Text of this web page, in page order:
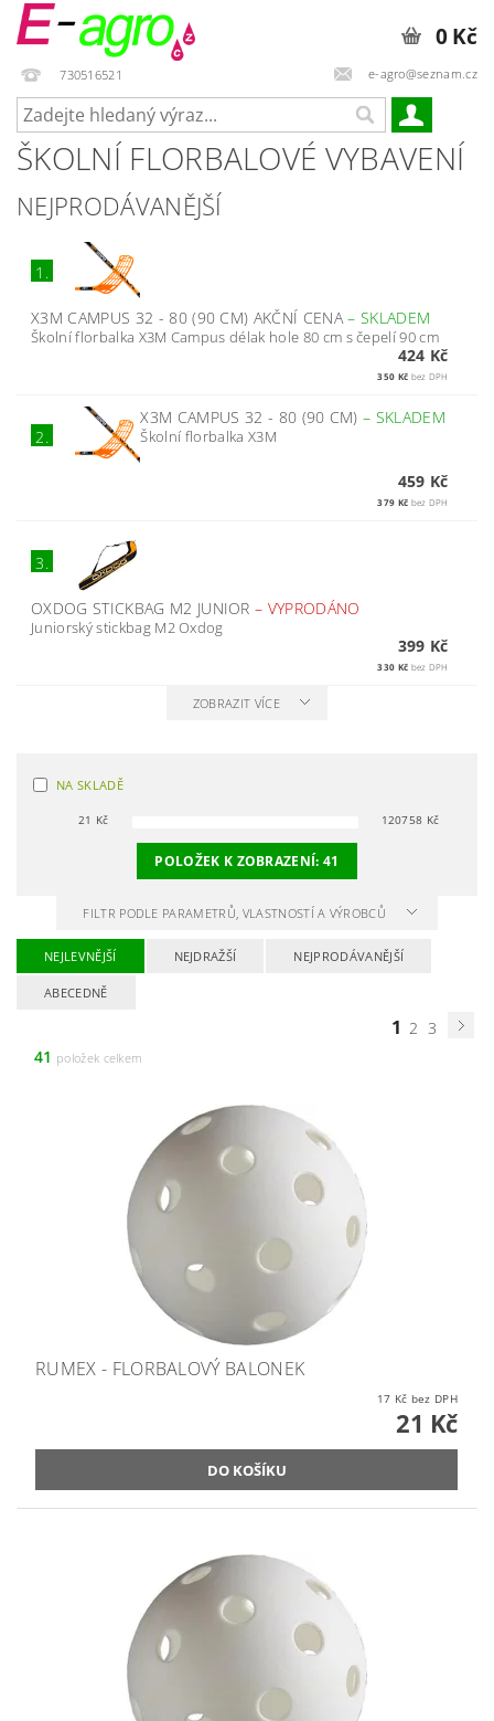
730516521 e-agro@seznam.cz
0 Kč
ŠKOLNÍ FLORBALOVÉ VYBAVENÍ
NEJPRODÁVANĚJŠÍ
1.
X3M CAMPUS 32 - 80 (90 CM) AKČNÍ CENA– SKLADEM
Školní florbalka X3M Campus délak hole 80 cm s čepelí 90 cm
424 Kč
350 Kč bez DPH
2.
X3M CAMPUS 32 - 80 (90 CM)– SKLADEM
Školní florbalka X3M
459 Kč
379 Kč bez DPH
3.
OXDOG STICKBAG M2 JUNIOR– VYPRODÁNO
Juniorský stickbag M2 Oxdog
399 Kč
330 Kč bez DPH
ZOBRAZIT VÍCE
NA SKLADĚ
21 Kč 120758 Kč
POLOŽEK K ZOBRAZENÍ:41
FILTR PODLE PARAMETRŮ, VLASTNOSTÍ A VÝROBCŮ
NEJLEVNĚJŠÍ NEJDRAŽŠÍ NEJPRODÁVANĚJŠÍ
ABECEDNĚ
1 2 3
41 položek celkem
RUMEX - FLORBALOVÝ BALONEK
17 Kč bez DPH
21 Kč